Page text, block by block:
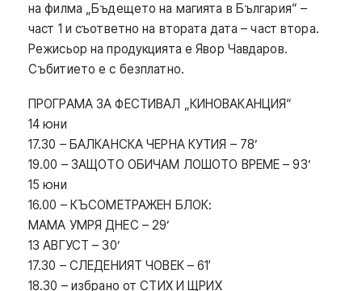
на филма „Бъдещето на магията в България“ –
част 1 и съответно на втората дата – част втора.
Режисьор на продукцията е Явор Чавдаров.
Събитието е с безплатно.
ПРОГРАМА ЗА ФЕСТИВАЛ „КИНОВАКАНЦИЯ“
14 юни
17.30 – БАЛКАНСКА ЧЕРНА КУТИЯ – 78’
19.00 – ЗАЩОТО ОБИЧАМ ЛОШОТО ВРЕМЕ – 93’
15 юни
16.00 – КЪСОМЕТРАЖЕН БЛОК:
МАМА УМРЯ ДНЕС – 29’
13 АВГУСТ – 30’
17.30 – СЛЕДЕНИЯТ ЧОВЕК – 61′
18.30 – избрано от СТИХ И ЩРИХ